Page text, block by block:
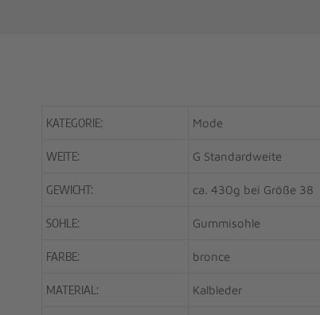
KATEGORIE: Mode
WEITE: G Standardweite
GEWICHT: ca. 430g bei Größe 38
SOHLE: Gummisohle
FARBE: bronce
MATERIAL: Kalbleder